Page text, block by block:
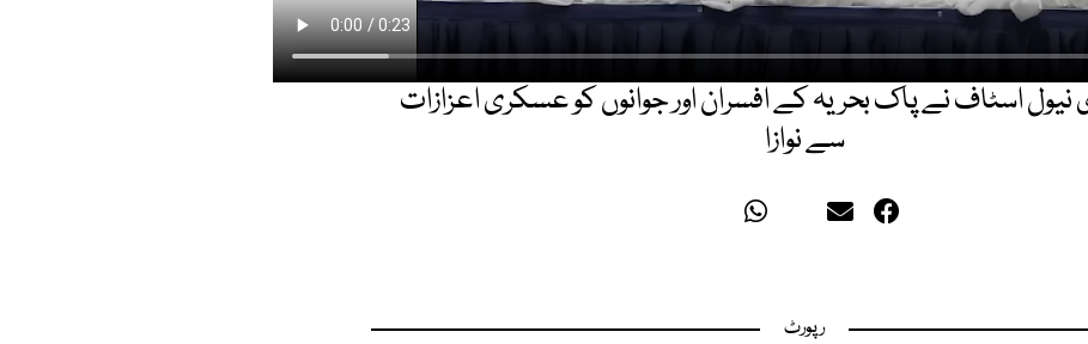
اسٹاف نے پاک بحریہ کے افسران اور جوانوں کو عسکری اعزازات
سے نوازا
رپورٹ